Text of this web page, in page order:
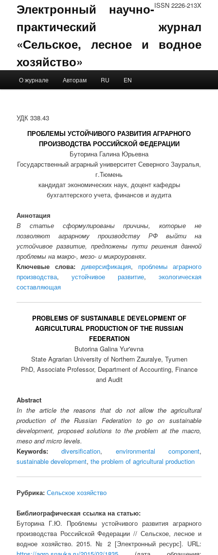
ISSN 2226-213X
Электронный научно-
практический журнал
«Сельское, лесное и водное
хозяйство»
Skip to primary content
Skip to secondary content
О журнале Авторам RU EN
УДК 338.43
ПРОБЛЕМЫ УСТОЙЧИВОГО РАЗВИТИЯ АГРАРНОГО
ПРОИЗВОДСТВА РОССИЙСКОЙ ФЕДЕРАЦИИ
Буторина Галина Юрьевна
Государственный аграрный университет Северного Зауралья,
г.Тюмень
кандидат экономических наук, доцент кафедры
бухгалтерского учета, финансов и аудита
Аннотация
В статье сформулированы причины, которые не
позволяют аграрному производству РФ выйти на
устойчивое развитие, предложены пути решения данной
проблемы на макро-, мезо- и микроуровнях.
Ключевые слова:
диверсификация, проблемы аграрного
производства,устойчивое развитие, экологическая
составляющая
PROBLEMS OF SUSTAINABLE DEVELOPMENT OF
AGRICULTURAL PRODUCTION OF THE RUSSIAN
FEDERATION
Butorina Galina Yur'evna
State Agrarian University of Northern Zauralye, Tyumen
PhD, Associate Professor, Department of Accounting, Finance
and Audit
Abstract
In the article the reasons that do not allow the agricultural
production of the Russian Federation to go on sustainable
development, proposed solutions to the problem at the macro,
meso and micro levels.
Keywords:
diversification, environmental component,
sustainable development,the problem of agricultural production
Рубрика: Сельское хозяйство
Библиографическая ссылка на статью:
Буторина Г.Ю. Проблемы устойчивого развития аграрного
производства Российской Федерации // Сельское, лесное и
водное хозяйство. 2015. № 2 [Электронный ресурс]. URL: